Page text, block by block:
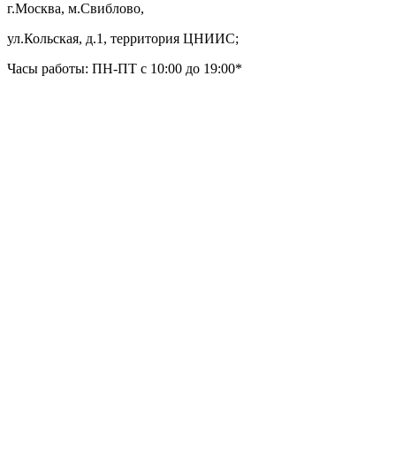
г.Москва, м.Свиблово,
ул.Кольская, д.1, территория ЦНИИС;
Часы работы: ПН-ПТ с 10:00 до 19:00*